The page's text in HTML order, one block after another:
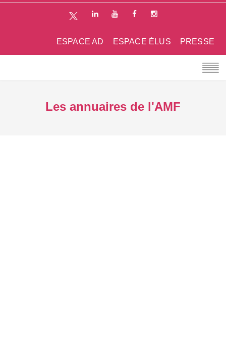
PRESSE
ESPACE ÉLUS
ESPACE AD
Les annuaires de l'AMF